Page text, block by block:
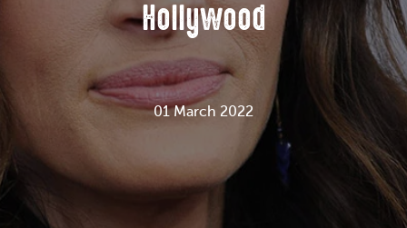
Hollywood
01 March 2022